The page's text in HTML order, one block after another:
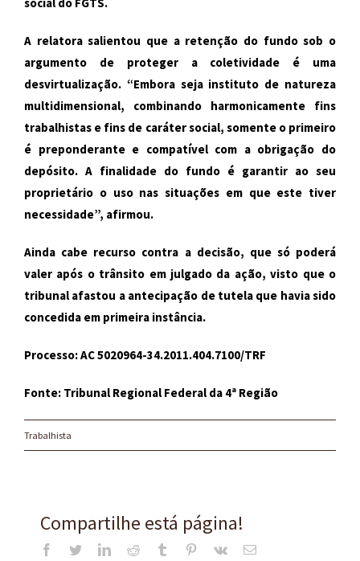
A relatora salientou que a retenção do fundo sob o
argumento de proteger a coletividade é uma
desvirtualização. “Embora seja instituto de natureza
multidimensional, combinando harmonicamente fins
trabalhistas e fins de caráter social, somente o primeiro
é preponderante e compatível com a obrigação do
depósito. A finalidade do fundo é garantir ao seu
proprietário o uso nas situações em que este tiver
necessidade”, afirmou.
Ainda cabe recurso contra a decisão, que só poderá
valer após o trânsito em julgado da ação, visto que o
tribunal afastou a antecipação de tutela que havia sido
concedida em primeira instância.
Processo: AC 5020964-34.2011.404.7100/TRF
Fonte: Tribunal Regional Federal da 4ª Região
Trabalhista
Compartilhe está página!
Facebook
TwitterLinkedInReddit Tumblr Pinterest
Vk
E-